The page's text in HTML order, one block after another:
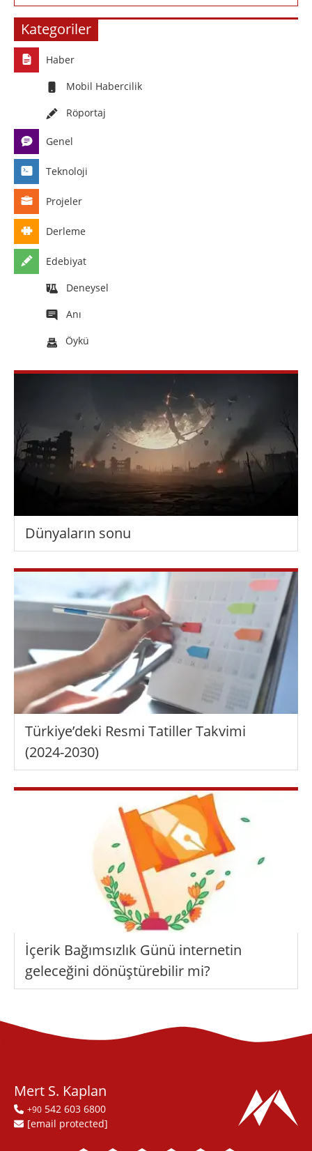
Kategoriler
Haber
Mobil Habercilik
Röportaj
Genel
Teknoloji
Projeler
Derleme
Edebiyat
Deneysel
Anı
Öykü
Dünyaların sonu
Türkiye’deki Resmi Tatiller Takvimi
(2024-2030)
İçerik Bağımsızlık Günü internetin
geleceğini dönüştürebilir mi?
Mert S. Kaplan
+90 542 603 6800
[email protected]